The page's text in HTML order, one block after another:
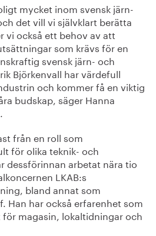
mycket inom svensk järn-
det vill vi självklart berätta
vi också ett behov av att
som krävs för en
svensk järn- och
Björkenvall har värdefull
och kommer få en viktig
budskap, säger Hanna
från en roll som
för olika teknik- och
dessförinnan arbetat nära tio
LKAB:s
bland annat som
Han har också erfarenhet som
magasin, lokaltidningar och